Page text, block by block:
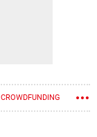
CROWDFUNDING